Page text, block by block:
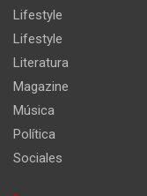
Lifestyle
Lifestyle
Literatura
Magazine
Música
Política
Sociales